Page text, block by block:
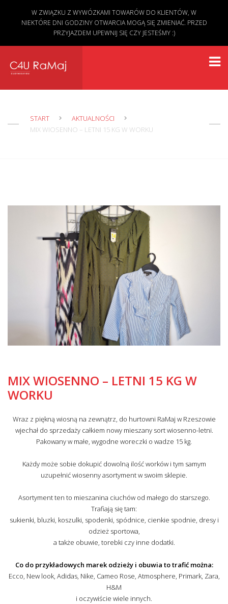
START
AKTUALNOŚCI
MIX WIOSENNO – LETNI 15 KG W WORKU
MIX WIOSENNO – LETNI 15 KG W
WORKU
Wraz z piękną wiosną na zewnątrz, do hurtowni RaMaj w Rzeszowie
wjechał do sprzedaży całkiem nowy mieszany sort wiosenno-letni.
Pakowany w małe, wygodne woreczki o wadze 15 kg.
Każdy może sobie dokupić dowolną ilość worków i tym samym
uzupełnić wiosenny asortyment w swoim sklepie.
Asortyment ten to mieszanina ciuchów od małego do starszego.
Trafiają się tam:
sukienki, bluzki, koszulki, spodenki, spódnice, cienkie spodnie, dresy i
odzież sportowa,
a także obuwie, torebki czy inne dodatki.
Co do przykładowych marek odzieży i obuwia to trafić można:
Ecco, New look, Adidas, Nike, Cameo Rose, Atmosphere, Primark, Zara,
H&M
i oczywiście wiele innych.
W ZWIĄZKU Z WYWÓZKAMI TOWARÓW DO KLIENTÓW, W
NIEKTÓRE DNI GODZINY OTWARCIA MOGĄ SIĘ ZMIENIAĆ. PRZED
PRZYJAZDEM UPEWNIJ SIĘ CZY JESTEŚMY :)